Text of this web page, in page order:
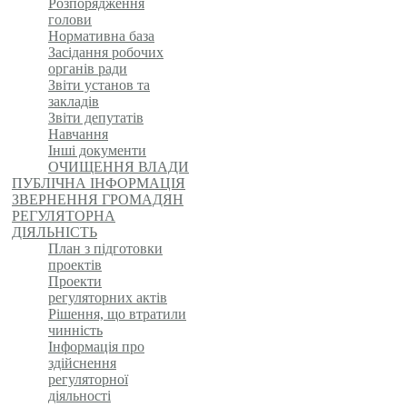
Розпорядження
голови
Нормативна база
Засідання робочих
органів ради
Звіти установ та
закладів
Звіти депутатів
Навчання
Інші документи
ОЧИЩЕННЯ ВЛАДИ
ПУБЛІЧНА ІНФОРМАЦІЯ
ЗВЕРНЕННЯ ГРОМАДЯН
РЕГУЛЯТОРНА
ДІЯЛЬНІСТЬ
План з підготовки
проектів
Проекти
регуляторних актів
Рішення, що втратили
чинність
Інформація про
здійснення
регуляторної
діяльності